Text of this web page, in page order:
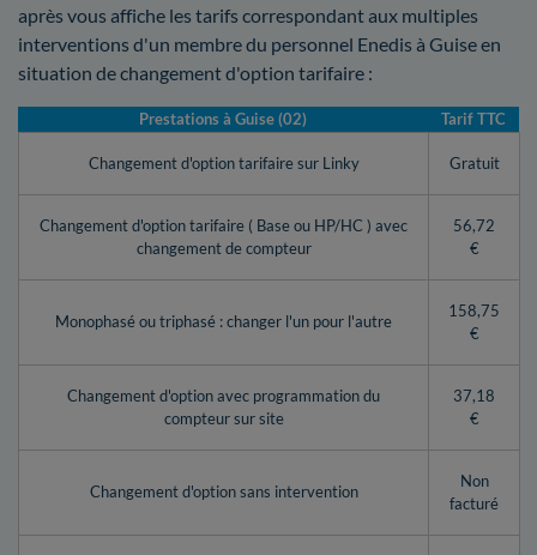
après vous affiche les tarifs correspondant aux multiples
interventions d'un membre du personnel Enedis à Guise en
situation de changement d'option tarifaire :
Prestations à Guise (02) Tarif TTC
Changement d'option tarifaire sur Linky Gratuit
Changement d'option tarifaire ( Base ou HP/HC ) avec
changement de compteur
56,72
€
Monophasé ou triphasé : changer l'un pour l'autre
158,75
€
Changement d'option avec programmation du
compteur sur site
37,18
€
Changement d'option sans intervention
Non
facturé